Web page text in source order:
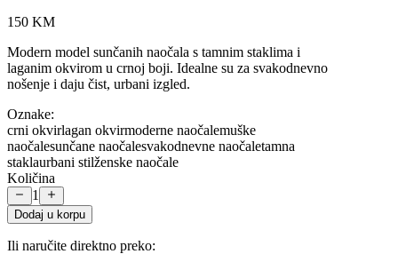
150 KM
Modern model sunčanih naočala s tamnim staklima i
laganim okvirom u crnoj boji. Idealne su za svakodnevno
nošenje i daju čist, urbani izgled.
Oznake:
crni okvirlagan okvirmoderne naočalemuške
naočalesunčane naočalesvakodnevne naočaletamna
staklaurbani stilženske naočale
Količina
1
Dodaj u korpu
Ili naručite direktno preko: